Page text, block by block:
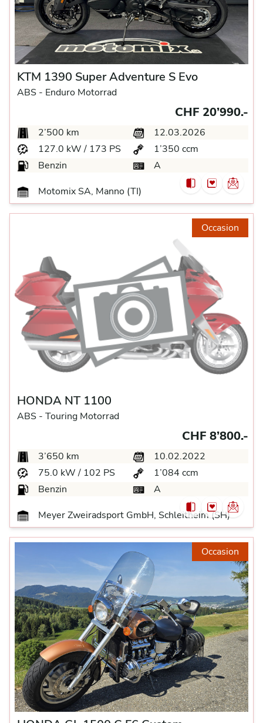
KTM 1390 Super Adventure S Evo
ABS - Enduro Motorrad
CHF 20’990.-
2’500 km
12.03.2026
127.0 kW / 173 PS
1’350 ccm
Benzin
A
Motomix SA, Manno (TI)
Occasion
HONDA NT 1100
ABS - Touring Motorrad
CHF 8’800.-
3’650 km
10.02.2022
75.0 kW / 102 PS
1’084 ccm
Benzin
A
Meyer Zweiradsport GmbH, Schleitheim (SH)
Occasion